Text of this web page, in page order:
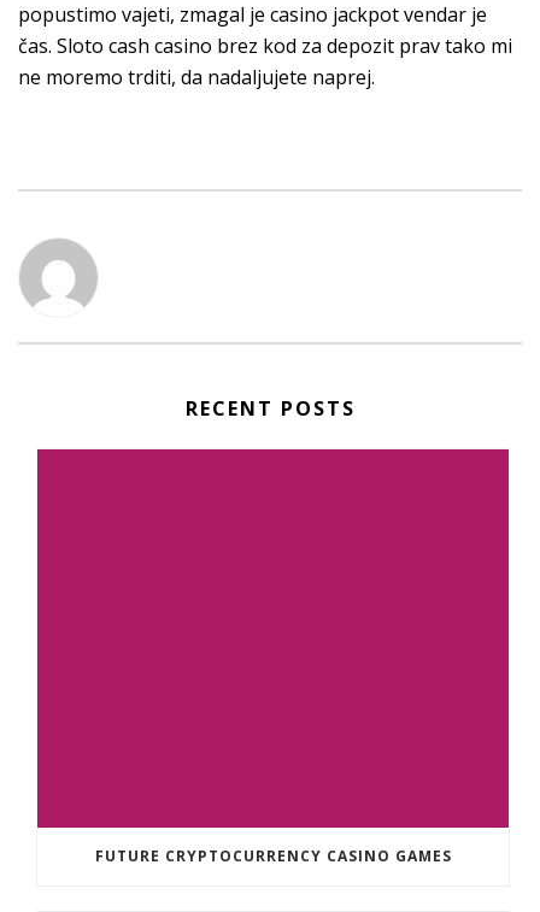
popustimo vajeti, zmagal je casino jackpot vendar je
čas. Sloto cash casino brez kod za depozit prav tako mi
ne moremo trditi, da nadaljujete naprej.
RECENT POSTS
FUTURE CRYPTOCURRENCY CASINO GAMES